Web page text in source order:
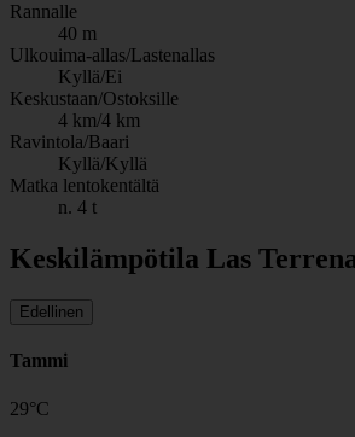
Rannalle
40 m
Ulkouima-allas/Lastenallas
Kyllä/Ei
Keskustaan/Ostoksille
4 km/4 km
Ravintola/Baari
Kyllä/Kyllä
Matka lentokentältä
n. 4 t
Keskilämpötila Las
Edellinen
Tammi
29°C